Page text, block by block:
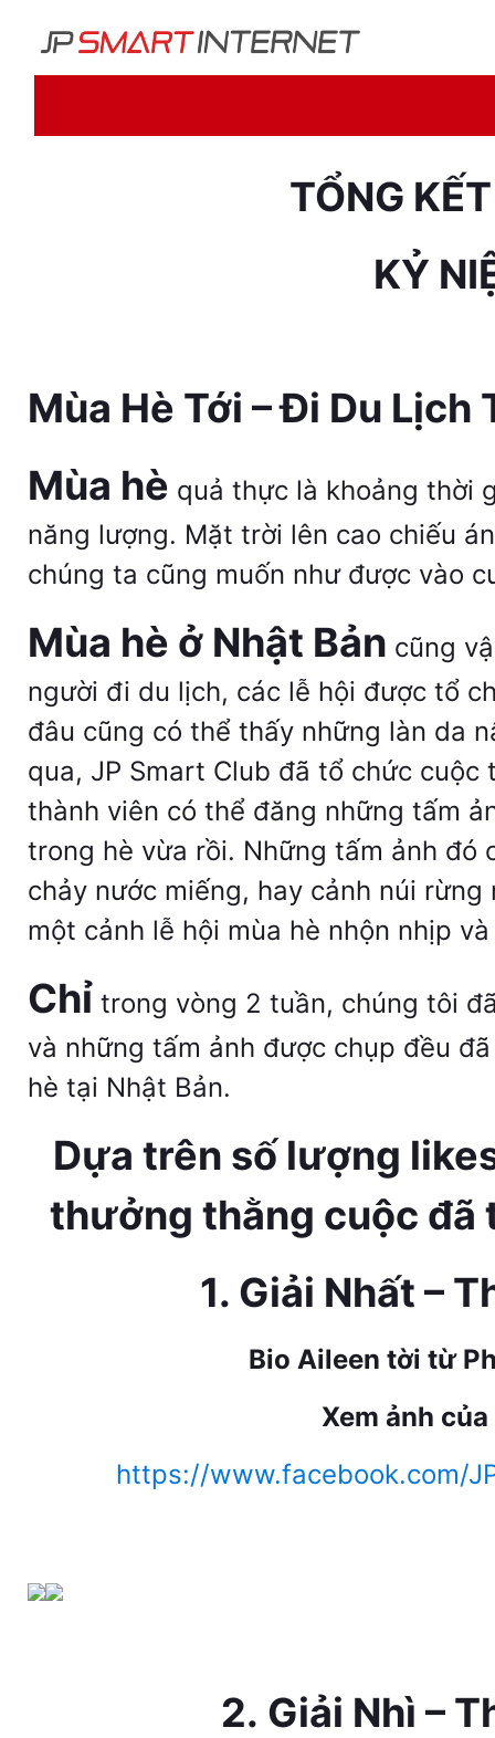
TỔNG
KỶ
Mùa Hè Tới – Đi Du Lịch
Mùa hè quả thực là khoảng thời
năng lượng. Mặt trời lên cao chiếu
chúng ta cũng muốn như được vào
Mùa hè ở Nhật Bản cũng
người đi du lịch, các lễ hội được tổ
đâu cũng có thể thấy những làn da
qua, JP Smart Club đã tổ chức
thành viên có thể đăng những tấm
trong hè vừa rồi. Những tấm ảnh đó
chảy nước miếng, hay cảnh núi
một cảnh lễ hội mùa hè nhộn nhịp
Chỉ trong vòng 2 tuần, chúng tôi
và những tấm ảnh được chụp đều
hè tại Nhật Bản.
Dựa trên số lượng
thưởng thằng cuộc đã
1. Giải Nhất –
Bio Aileen tời từ
Xem ảnh
https://www.facebook.com/
2. Giải Nhì –